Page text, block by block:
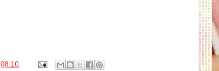
08:10